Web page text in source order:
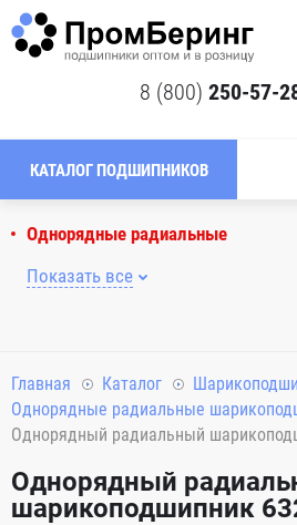
8 (800) 250-57-
КАТАЛОГ ПОДШИПНИКОВ
Однорядные радиальные
Показать все
Главная Каталог
Однорядные радиальные
Однорядный радиальный
Однорядный
шарикоподшипник